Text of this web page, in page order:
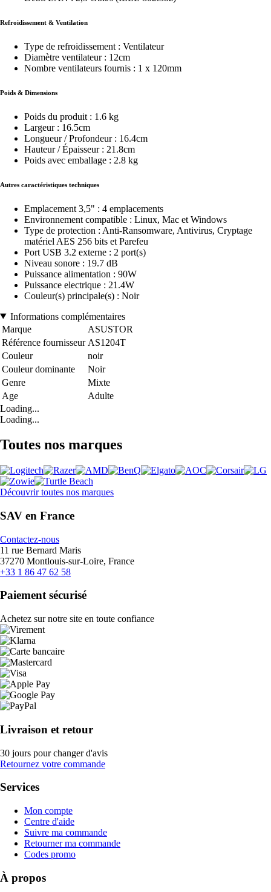
Refroidissement & Ventilation
Type de refroidissement : Ventilateur
Diamètre ventilateur : 12cm
Nombre ventilateurs fournis : 1 x 120mm
Poids & Dimensions
Poids du produit : 1.6 kg
Largeur : 16.5cm
Longueur / Profondeur : 16.4cm
Hauteur / Épaisseur : 21.8cm
Poids avec emballage : 2.8 kg
Autres caractéristiques techniques
Emplacement 3,5" : 4 emplacements
Environnement compatible : Linux, Mac et Windows
Type de protection : Anti-Ransomware, Antivirus, Cryptage
matériel AES 256 bits et Parefeu
Port USB 3.2 externe : 2 port(s)
Niveau sonore : 19.7 dB
Puissance alimentation : 90W
Puissance electrique : 21.4W
Couleur(s) principale(s) : Noir
Informations complémentaires
Marque
ASUSTOR
Référence fournisseur AS1204T
Couleur
noir
Couleur dominante
Noir
Genre
Mixte
Age
Adulte
Loading...
Loading...
Toutes nos marques
Découvrir toutes nos marques
SAV en France
Contactez-nous
11 rue Bernard Maris
37270 Montlouis-sur-Loire, France
+33 1 86 47 62 58
Paiement sécurisé
Achetez sur notre site en toute confiance
Livraison et retour
30 jours pour changer d'avis
Retournez votre commande
Services
Mon compte
Centre d'aide
Suivre ma commande
Retourner ma commande
Codes promo
À propos